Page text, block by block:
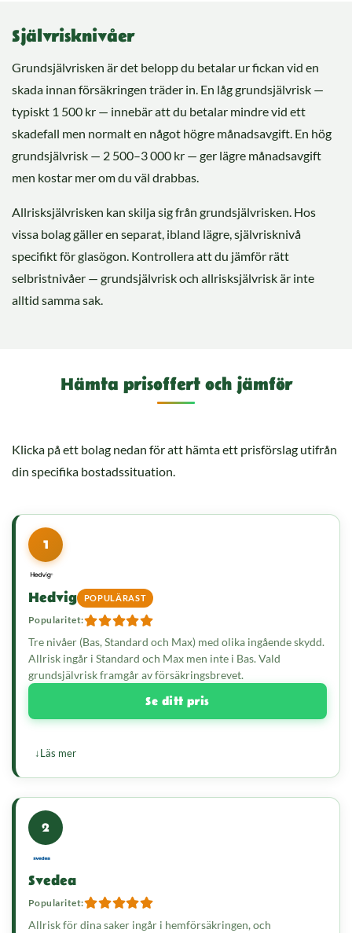
Självrisknivåer
Grundsjälvrisken är det belopp du betalar ur fickan vid en
skada innan försäkringen träder in. En låg grundsjälvrisk —
typiskt 1 500 kr — innebär att du betalar mindre vid ett
skadefall men normalt en något högre månadsavgift. En hög
grundsjälvrisk — 2 500–3 000 kr — ger lägre månadsavgift
men kostar mer om du väl drabbas.
Allrisksjälvrisken kan skilja sig från grundsjälvrisken. Hos
vissa bolag gäller en separat, ibland lägre, självrisknivå
specifikt för glasögon. Kontrollera att du jämför rätt
selbristnivåer — grundsjälvrisk och allrisksjälvrisk är inte
alltid samma sak.
Hämta prisoffert och jämför
Klicka på ett bolag nedan för att hämta ett prisförslag utifrån
din specifika bostadssituation.
1
Hedvig POPULÄRAST
Popularitet:
Tre nivåer (Bas, Standard och Max) med olika ingående skydd.
Allrisk ingår i Standard och Max men inte i Bas. Vald
grundsjälvrisk framgår av försäkringsbrevet.
Se ditt pris
Läs mer
2
Svedea
Popularitet:
Allrisk för dina saker ingår i hemförsäkringen, och